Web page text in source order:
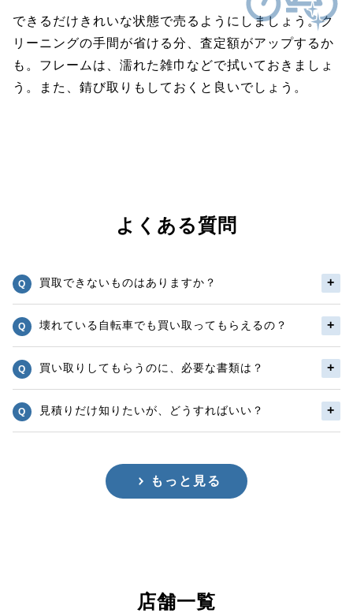
できるだけきれいな状態で売るようにしましょう。ク
リーニングの手間が省ける分、査定額がアップするか
も。フレームは、濡れた雑巾などで拭いておきましょ
う。また、錆び取りもしておくと良いでしょう。
よくある質問
買取できないものはありますか？
壊れている自転車でも買い取ってもらえるの？
買い取りしてもらうのに、必要な書類は？
見積りだけ知りたいが、どうすればいい？
もっと見る
店舗一覧